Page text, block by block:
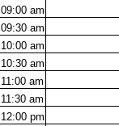
09:00 am
09:30 am
10:00 am
10:30 am
11:00 am
11:30 am
12:00 pm